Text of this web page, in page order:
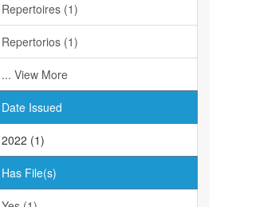
Repertoires (1)
Repertorios (1)
... View More
Date Issued
2022 (1)
Has File(s)